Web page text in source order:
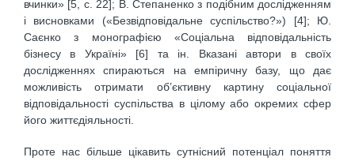
вчинки» [5, с. 22]; В. Степаненко з подібним дослідженням
і висновками («Безвідповідальне суспільство?») [4]; Ю.
Саєнко з монографією «Соціальна відповідальність
бізнесу в Україні» [6] та ін. Вказані автори в своїх
дослідженнях спираються на емпіричну базу, що дає
можливість отримати об’єктивну картину соціальної
відповідальності суспільства в цілому або окремих сфер
його життєдіяльності.
Проте нас більше цікавить сутнісний потенціал поняття